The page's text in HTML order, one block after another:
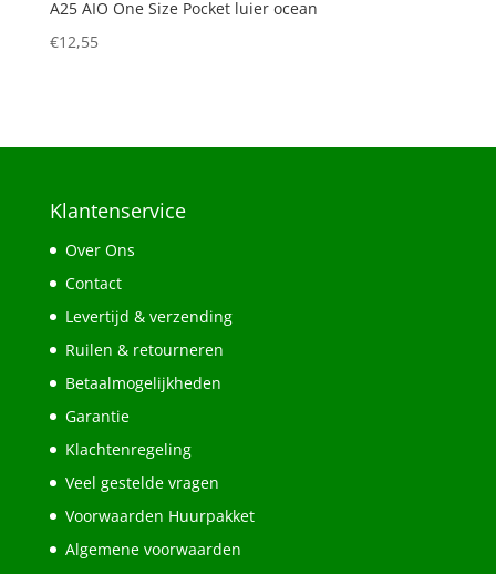
A25 AIO One Size Pocket luier ocean
€12,55
Klantenservice
Over Ons
Contact
Levertijd & verzending
Ruilen & retourneren
Betaalmogelijkheden
Garantie
Klachtenregeling
Veel gestelde vragen
Voorwaarden Huurpakket
Algemene voorwaarden